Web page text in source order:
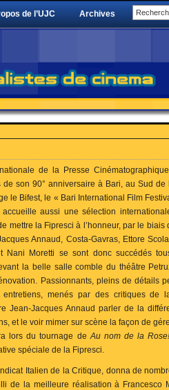
de l’UJC Archives
de la Presse
son 90° anniversaire à Bari, au Sud de
le Bifest, le « Bari International Film
aussi une sélection
mettre la Fipresci à l’honneur, par le biais
Annaud, Costa-Gavras, Ettore
Nani Moretti se sont donc succédés
la belle salle comble du théâtre
Passionnants, pleins de détails
menés par des critiques de
Jean-Jacques Annaud parler de la
et le voir mimer sur scène la façon de
lors du tournage deAu nom de la
spéciale de la Fipresci.
Italien de la Critique, donna de
de la meilleure réalisation à Francesco